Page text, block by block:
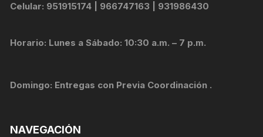
Celular: 951915174 | 966747163 | 931986430
Horario: Lunes a Sábado: 10:30 a.m. – 7 p.m.
Domingo: Entregas con Previa Coordinación .
NAVEGACIÓN